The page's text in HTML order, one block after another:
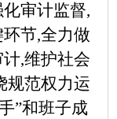
审计监督,
节,全力做
,维护社会
规范权力运
”和班子成